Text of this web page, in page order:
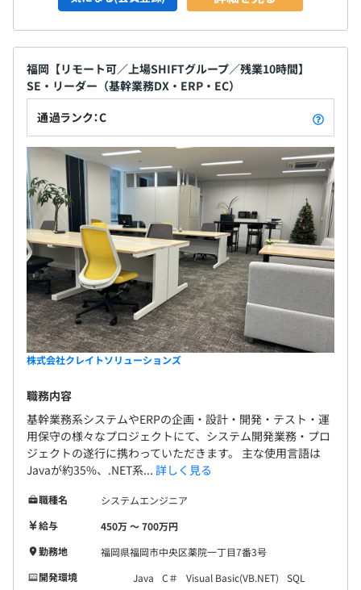
福岡【リモート可／上場SHIFTグループ／残業10時間】
SE・リーダー（基幹業務DX・ERP・EC）
通過ランク：C
株式会社クレイトソリューションズ
職務内容
基幹業務系システムやERPの企画・設計・開発・テスト・運
用保守の様々なプロジェクトにて、システム開発業務・プロ
ジェクトの遂行に携わっていただきます。 主な使用言語は
Javaが約35%、.NET系... 詳しく見る
職種名
システムエンジニア
給与
450万 〜 700万円
勤務地
福岡県福岡市中央区薬院一丁目7番3号
開発環境
Java C＃ Visual Basic(VB.NET) SQL